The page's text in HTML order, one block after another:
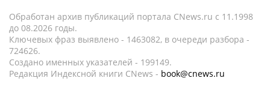
Обработан архив публикаций портала CNews.ru c 11.1998
до 08.2026 годы.
Ключевых фраз выявлено - 1463082, в очереди разбора -
724626.
Создано именных указателей - 199149.
Редакция Индексной книги CNews - book@cnews.ru